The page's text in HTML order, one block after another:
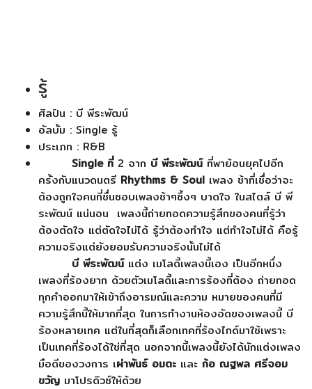
รู้
ศิลปิน : บี พีระพัฒน์
อัลบั้ม : Single รู้
ประเภท : R&B
Single ที่ 2 จาก บี พีระพัฒน์ที่พาย้อนยุคไปอีก
ครั้งกับแนวดนตรี Rhythms & Soul เพลง ช้าที่เชื่อว่าจะ
ต้องถูกใจคนที่ชื่นชอบเพลงช้าๆซึ้งๆ บาดใจ ในสไตล์ บี พี
ระพัฒน์ แน่นอน เพลงนี้ถ่ายทอดความรู้สึกของคนที่รู้ว่า
ต้องตัดใจ แต่ตัดใจไม่ได้ รู้ว่าต้องทำใจ แต่ทำใจไม่ได้ คือรู้
ความจริงแต่ยังยอมรับความจริงนั้นไม่ได้
บี พีระพัฒน์ แต่ง เมโลดี้เพลงนี้เอง เป็นอีกหนึ่ง
เพลงที่ร้องยาก ด้วยตัวเมโลดี้และการร้องที่ต้อง ถ่ายทอด
ทุกคำออกมาให้เข้าถึงอารมณ์และความ หมายของคนที่มี
ความรู้สึกนี้ให้มากที่สุด ในการทำงานห้องอัดของเพลงนี้ บี
ร้องหลายเทค แต่ในที่สุดก็เลือกเทคที่ร้องไกด์มาใช้เพราะ
เป็นเทคที่ร้องได้ใช่ที่สุด นอกจากนี้เพลงนี้ยังได้นักแต่งเพลง
มือดีของวงการ เผ่าพันธ์ อมตะ และ ก้อ ณฐพล ศรีจอม
ขวัญ มาโปรดิวซ์ให้ด้วย